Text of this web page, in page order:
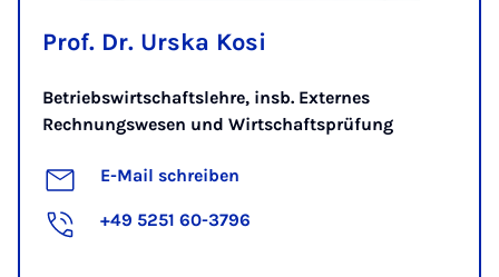
Prof. Dr. Urska Kosi
Betriebswirtschaftslehre, insb. Externes
Rechnungswesen und Wirtschaftsprüfung
E-Mail schreiben
+49 5251 60-3796